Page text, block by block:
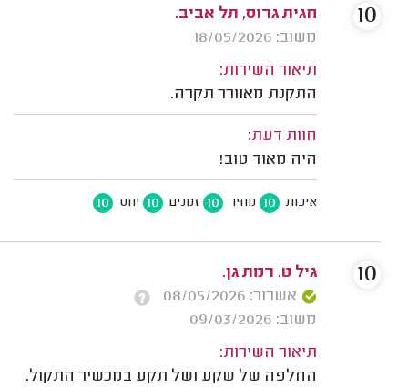
חגית גרוס, תל אביב.
משוב: 18/05/2026
תיאור השירות:
התקנת מאוורר תקרה.
חוות דעת:
היה מאוד טוב!
איכות 10 מחיר 10 זמנים 10 יחס 10
10
גיל ט. רמת גן.
אשרור: 08/05/2026
משוב: 09/03/2026
תיאור השירות:
החלפה של שקע ושל תקע במכשיר התקול.
10